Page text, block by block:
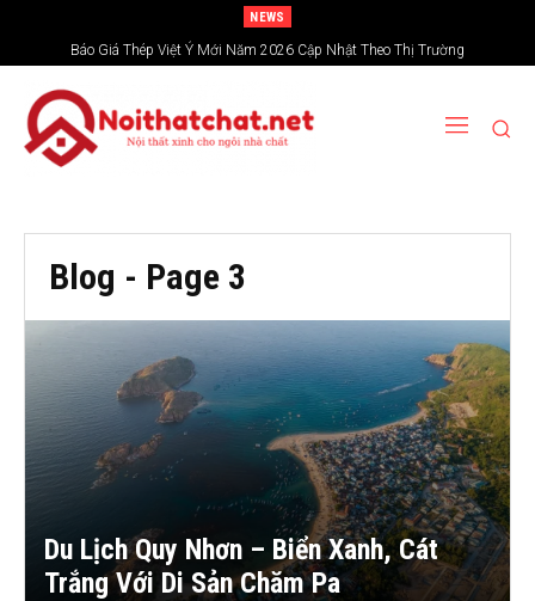
NEWS
Báo Giá Thép Việt Ý Mới Năm 2026 Cập Nhật Theo Thị Trường
Blog - Page 3
Du Lịch Quy Nhơn – Biển Xanh, Cát
Trắng Với Di Sản Chăm Pa